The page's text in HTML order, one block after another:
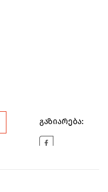
გაზიარება: